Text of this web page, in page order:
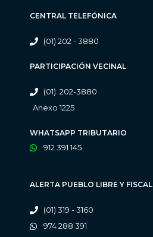
CENTRAL TELEFÓNICA
(01) 202 - 3880
PARTICIPACIÓN VECINAL
(01) 202-3880
Anexo 1225
WHATSAPP TRIBUTARIO
912 391 145
ALERTA PUEBLO LIBRE Y
(01) 319 - 3160
974 288 391